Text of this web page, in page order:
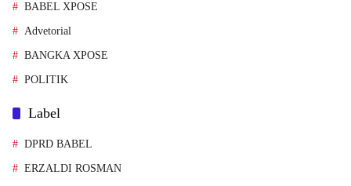
BABEL XPOSE
Advetorial
BANGKA XPOSE
POLITIK
Label
DPRD BABEL
ERZALDI ROSMAN